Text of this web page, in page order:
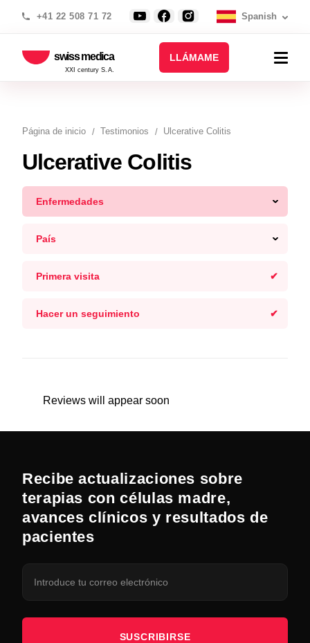
+41 22 508 71 72 Spanish
swiss medica
XXI century S.A.
LLÁMAME
Página de inicio Testimonios Ulcerative Colitis
Ulcerative Colitis
Enfermedades
País
Primera visita
Hacer un seguimiento
Reviews will appear soon
Recibe actualizaciones sobre
terapias con células madre,
avances clínicos y resultados de
pacientes
SUSCRIBIRSE